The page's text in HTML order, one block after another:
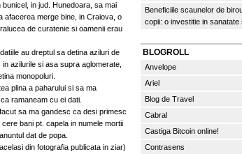
in jud. Hunedoara, sa mai
afacerea merge bine, in Craiova, o
de curatenie si oamenii erau
au dreptul sa detina aziluri de
azilurile si asa supra aglomerate,
monopoluri.
plina a paharului si sa ma
ramaneam cu ei dati.
sa ma gandesc ca desi primesc
bani pt. capela in numele mortii
dat de popa.
din fotografia publicata in ziar)
Beneficiile scaunelor de
copii: o investitie in sanatate
BLOGROLL
Anvelope
Ariel
Blog de Travel
Cabral
Castiga Bitcoin online!
Contrasens